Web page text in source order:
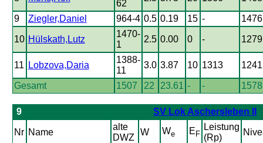
62
9 Ziegler,Daniel 964-4 0.5 0.19 15 - 1476
10 Hülskath,Lutz
1470-
1
2.5 0.00 0 - 1279
11 Lobzova,Daria
1388-
11
3.0 3.87 10 1313 1241
Gesamt 1507 22 23.61 - - 1578
9 SV Lok Aschersleben II
Nr Name
alte
DWZ
W We E F
Leistung
(Rp)